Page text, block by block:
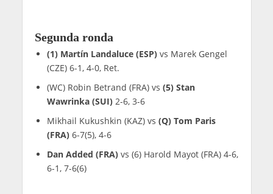
Segunda ronda
(1) Martín Landaluce (ESP)vs Marek Gengel
(CZE) 6-1, 4-0, Ret.
(WC) Robin Betrand (FRA) vs (5) Stan
Wawrinka (SUI)2-6, 3-6
Mikhail Kukushkin (KAZ) vs (Q) Tom Paris
(FRA)6-7(5), 4-6
Dan Added (FRA)vs (6) Harold Mayot (FRA) 4-6,
6-1, 7-6(6)